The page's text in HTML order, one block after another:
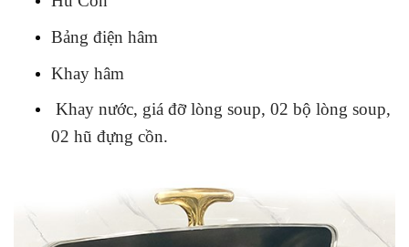
Bảng điện hâm
Khay hâm
Khay nước, giá đỡ lòng soup, 02 bộ lòng soup,
02 hũ đựng cồn.